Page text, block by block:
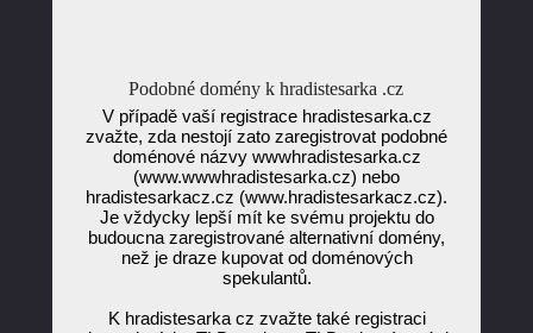
Podobné domény k hradistesarka .cz
V případě vaší registrace hradistesarka.cz
zvažte, zda nestojí zato zaregistrovat podobné
doménové názvy wwwhradistesarka.cz
(www.wwwhradistesarka.cz) nebo
hradistesarkacz.cz (www.hradistesarkacz.cz).
Je vždycky lepší mít ke svému projektu do
budoucna zaregistrované alternativní domény,
než je draze kupovat od doménových
spekulantů.
K hradistesarka cz zvažte také registraci